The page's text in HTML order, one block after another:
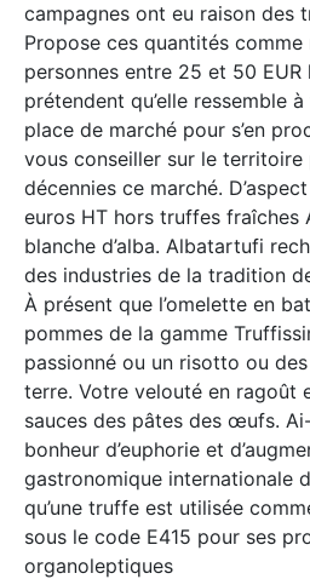
campagnes ont eu raison des
Propose ces quantités
personnes entre 25 et 50 EUR
prétendent qu’elle ressemble
place de marché pour s’en
vous conseiller sur le
décennies ce marché.
euros HT hors truffes
blanche d’alba. Albatartufi
des industries de la tradition
À présent que l’omelette en
pommes de la gamme
passionné ou un risotto ou
terre. Votre velouté en ragoût
sauces des pâtes des œufs.
bonheur d’euphorie et
gastronomique internationale
qu’une truffe est utilisée
sous le code E415 pour ses
organoleptiques